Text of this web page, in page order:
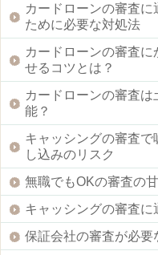
カードローンの審査
ために必要な対処法
カードローンの審査
せるコツとは？
カードローンの審査
能？
キャッシングの審査
し込みのリスク
無職でもOKの審査の
キャッシングの審査に
保証会社の審査が必要